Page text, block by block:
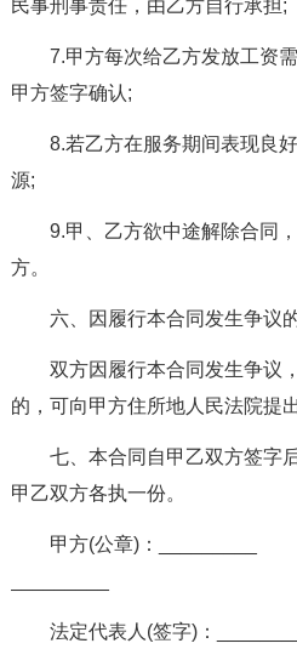
民事刑事责任，由乙方自行承担;
7.甲方每次给乙方发放工资
甲方签字确认;
8.若乙方在服务期间表现良
源;
9.甲、乙方欲中途解除合同
方。
六、因履行本合同发生争议
双方因履行本合同发生争议
的，可向甲方住所地人民法院提
七、本合同自甲乙双方签字
甲乙双方各执一份。
甲方(公章)：
法定代表人(签字)：